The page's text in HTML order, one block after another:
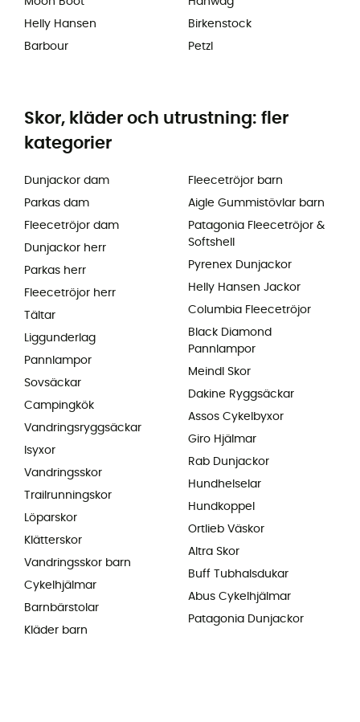
Helly Hansen
Barbour
Birkenstock
Petzl
Skor, kläder och utrustning: fler
kategorier
Dunjackor dam
Parkas dam
Fleecetröjor dam
Dunjackor herr
Parkas herr
Fleecetröjor herr
Tältar
Liggunderlag
Pannlampor
Sovsäckar
Campingkök
Vandringsryggsäckar
Isyxor
Vandringsskor
Trailrunningskor
Löparskor
Klätterskor
Vandringsskor barn
Cykelhjälmar
Barnbärstolar
Kläder barn
Fleecetröjor barn
Aigle Gummistövlar barn
Patagonia Fleecetröjor &
Softshell
Pyrenex Dunjackor
Helly Hansen Jackor
Columbia Fleecetröjor
Black Diamond
Pannlampor
Meindl Skor
Dakine Ryggsäckar
Assos Cykelbyxor
Giro Hjälmar
Rab Dunjackor
Hundhelselar
Hundkoppel
Ortlieb Väskor
Altra Skor
Buff Tubhalsdukar
Abus Cykelhjälmar
Patagonia Dunjackor